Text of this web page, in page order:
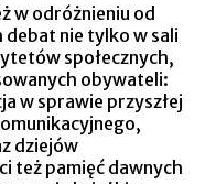
w odróżnieniu od
debat nie tylko w sali
społecznych,
obywateli:
w sprawie przyszłej
dziejów
też pamięć dawnych